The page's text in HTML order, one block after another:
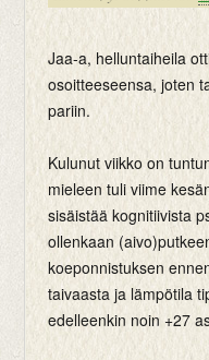
Jaa-a, helluntaiheila
osoitteeseensa, joten
pariin.
Kulunut viikko on
mieleen tuli viime
sisäistää kognitiivista
ollenkaan
koeponnistuksen
taivaasta ja lämpötila
edelleenkin noin +27